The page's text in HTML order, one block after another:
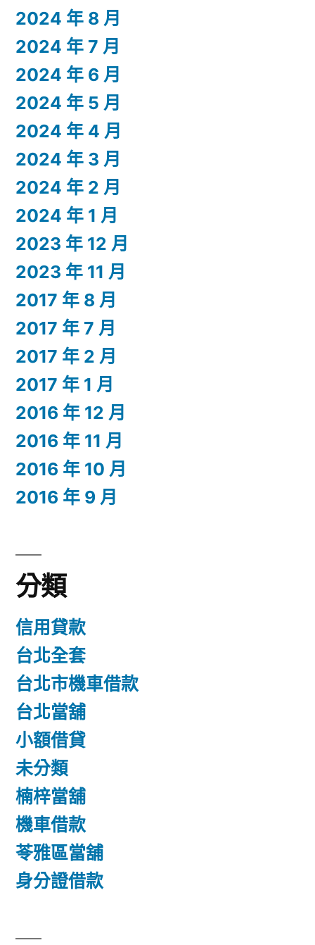
2024 年 8 月
2024 年 7 月
2024 年 6 月
2024 年 5 月
2024 年 4 月
2024 年 3 月
2024 年 2 月
2024 年 1 月
2023 年 12 月
2023 年 11 月
2017 年 8 月
2017 年 7 月
2017 年 2 月
2017 年 1 月
2016 年 12 月
2016 年 11 月
2016 年 10 月
2016 年 9 月
分類
信用貸款
台北全套
台北市機車借款
台北當舖
小額借貸
未分類
楠梓當舖
機車借款
苓雅區當舖
身分證借款